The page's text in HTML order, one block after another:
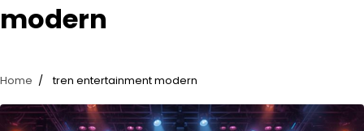
modern
Home tren entertainment modern